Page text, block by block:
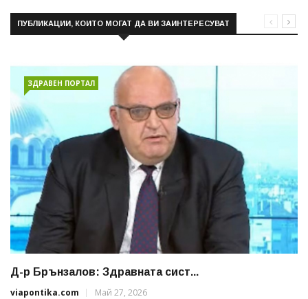
ПУБЛИКАЦИИ, КОИТО МОГАТ ДА ВИ ЗАИНТЕРЕСУВАТ
ЗДРАВЕН ПОРТАЛ
Д-р Брънзалов: Здравната сист...
viapontika.com
Май 27, 2026